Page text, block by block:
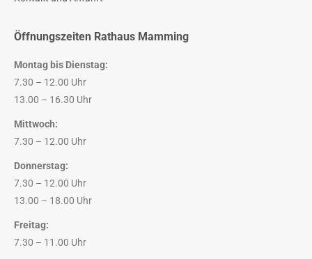
Öffnungszeiten Rathaus Mamming
Montag bis Dienstag:
7.30 – 12.00 Uhr
13.00 – 16.30 Uhr
Mittwoch:
7.30 – 12.00 Uhr
Donnerstag:
7.30 – 12.00 Uhr
13.00 – 18.00 Uhr
Freitag:
7.30 – 11.00 Uhr